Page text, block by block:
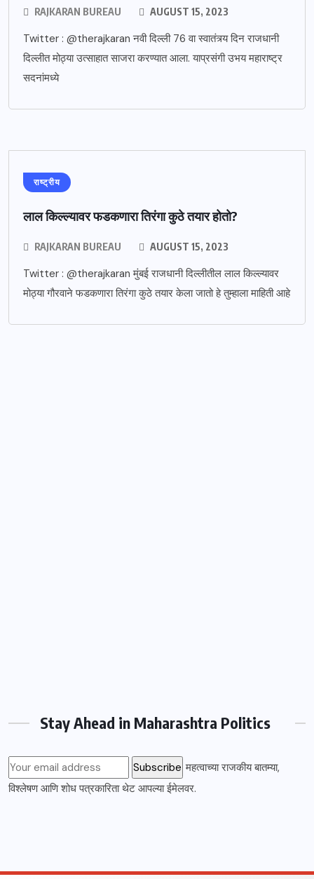
RAJKARAN BUREAU AUGUST 15, 2023
Twitter : @therajkaran नवी दिल्ली 76 वा स्वातंत्र्य दिन राजधानी
दिल्लीत मोठ्या उत्साहात साजरा करण्यात आला. याप्रसंगी उभय महाराष्ट्र
सदनांमध्ये
राष्ट्रीय
लाल किल्ल्यावर फडकणारा तिरंगा कुठे तयार होतो?
RAJKARAN BUREAU AUGUST 15, 2023
Twitter : @therajkaran मुंबई राजधानी दिल्लीतील लाल किल्ल्यावर
मोठ्या गौरवाने फडकणारा तिरंगा कुठे तयार केला जातो हे तुम्हाला माहिती आहे
Stay Ahead in Maharashtra Politics
महत्वाच्या राजकीय बातम्या,
विश्लेषण आणि शोध पत्रकारिता थेट आपल्या ईमेलवर.